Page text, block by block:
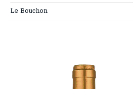
Le Bouchon